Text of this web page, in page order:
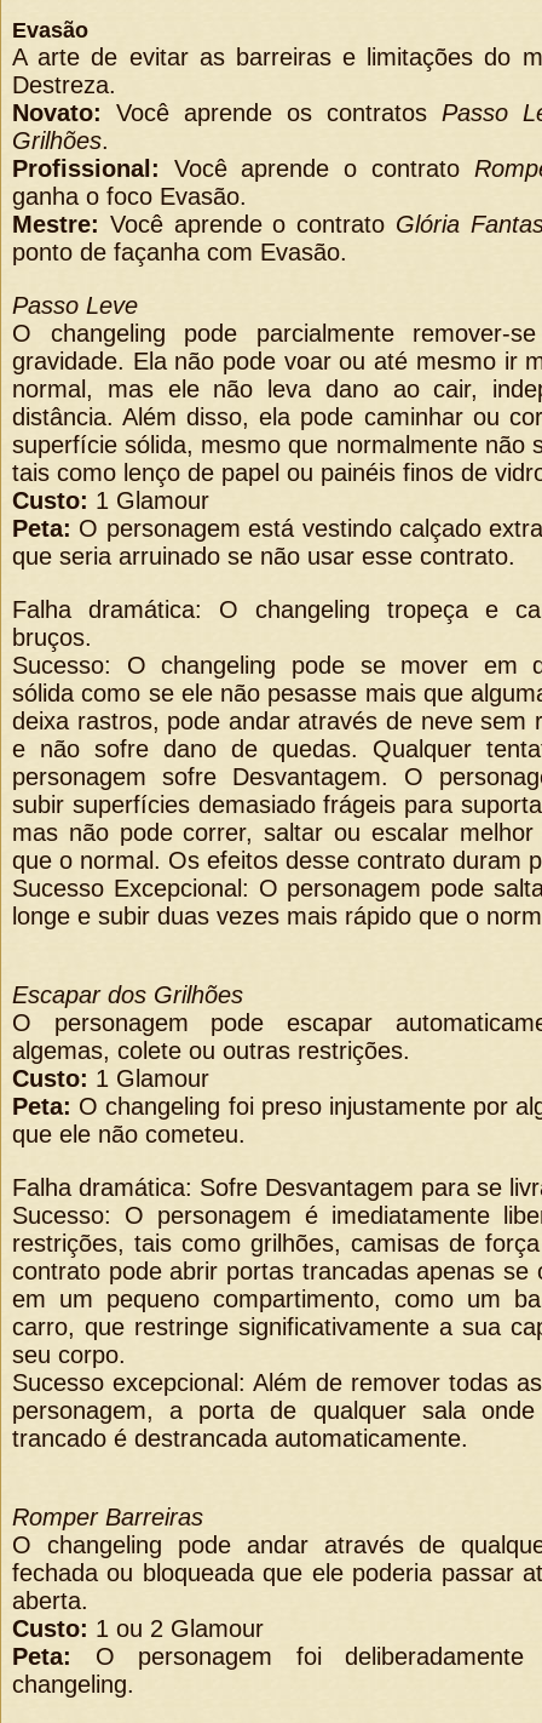
Evasão
A arte de evitar as barreiras e limitações do
Destreza.
Novato: Você aprende os contratos Passo
Grilhões.
Profissional: Você aprende o contrato
ganha o foco Evasão.
Mestre: Você aprende o contrato Glória
ponto de façanha com Evasão.
Passo Leve
O changeling pode parcialmente remover-
gravidade. Ela não pode voar ou até mesmo ir
normal, mas ele não leva dano ao cair,
distância. Além disso, ela pode caminhar ou
superfície sólida, mesmo que normalmente não
tais como lenço de papel ou painéis finos de
Custo: 1 Glamour
Peta: O personagem está vestindo calçado
que seria arruinado se não usar esse contrato.
Falha dramática: O changeling tropeça e
bruços.
Sucesso: O changeling pode se mover em
sólida como se ele não pesasse mais que
deixa rastros, pode andar através de neve sem
e não sofre dano de quedas. Qualquer
personagem sofre Desvantagem. O
subir superfícies demasiado frágeis para
mas não pode correr, saltar ou escalar
que o normal. Os efeitos desse contrato duram
Sucesso Excepcional: O personagem pode
longe e subir duas vezes mais rápido que o
Escapar dos Grilhões
O personagem pode escapar
algemas, colete ou outras restrições.
Custo: 1 Glamour
Peta: O changeling foi preso injustamente por
que ele não cometeu.
Falha dramática: Sofre Desvantagem para se
Sucesso: O personagem é imediatamente
restrições, tais como grilhões, camisas de
contrato pode abrir portas trancadas apenas se
em um pequeno compartimento, como um
carro, que restringe significativamente a sua
seu corpo.
Sucesso excepcional: Além de remover todas
personagem, a porta de qualquer sala onde
trancado é destrancada automaticamente.
Romper Barreiras
O changeling pode andar através de
fechada ou bloqueada que ele poderia passar
aberta.
Custo: 1 ou 2 Glamour
Peta: O personagem foi
changeling.